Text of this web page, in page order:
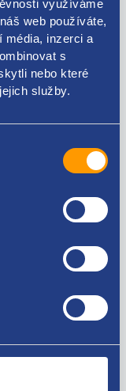
využíváme
web používáte,
média, inzerci a
s
nebo které
služby.